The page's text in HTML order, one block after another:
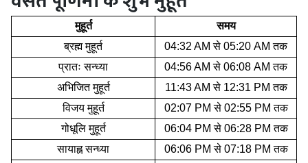
मुहूर्त
समय
ब्रह्म मुहूर्त
04:32 AM से 05:20 AM तक
प्रातः सन्ध्या
04:56 AM से 06:08 AM तक
अभिजित मुहूर्त
11:43 AM से 12:31 PM तक
विजय मुहूर्त
02:07 PM से 02:55 PM तक
गोधूलि मुहूर्त
06:04 PM से 06:28 PM तक
सायाह्न सन्ध्या
06:06 PM से 07:18 PM तक